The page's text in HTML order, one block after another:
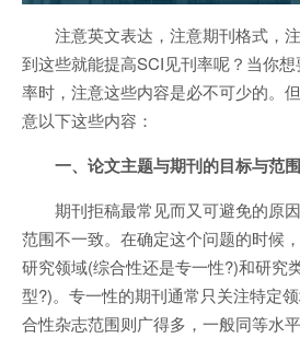
注意英文表达，注意期刊格式，
到这些就能提高SCI见刊率呢？当你
率时，注意这些内容是必不可少的。
意以下这些内容：
一、论文主题与期刊的目标与范
期刊拒稿最常见而又可避免的原
范围不一致。在确定这个问题的时候
研究领域(综合性还是专一性?)和研究
型?)。专一性的期刊通常只关注特定
合性杂志范围则广得多，一般同等水